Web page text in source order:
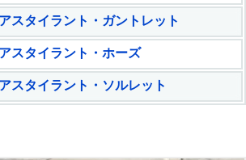
スタイラント・ガントレット
スタイラント・ホーズ
スタイラント・ソルレット